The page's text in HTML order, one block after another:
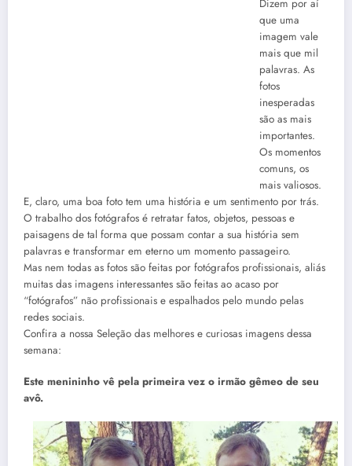
Dizem por aí
que uma
imagem vale
mais que mil
palavras. As
fotos
inesperadas
são as mais
importantes.
Os momentos
comuns, os
mais valiosos.
E, claro, uma boa foto tem uma história e um sentimento por trás.
O trabalho dos fotógrafos é retratar fatos, objetos, pessoas e
paisagens de tal forma que possam contar a sua história sem
palavras e transformar em eterno um momento passageiro.
Mas nem todas as fotos são feitas por fotógrafos profissionais, aliás
muitas das imagens interessantes são feitas ao acaso por
“fotógrafos” não profissionais e espalhados pelo mundo pelas
redes sociais.
Confira a nossa Seleção das melhores e curiosas imagens dessa
semana:
Este menininho vê pela primeira vez o irmão gêmeo de seu
avô.